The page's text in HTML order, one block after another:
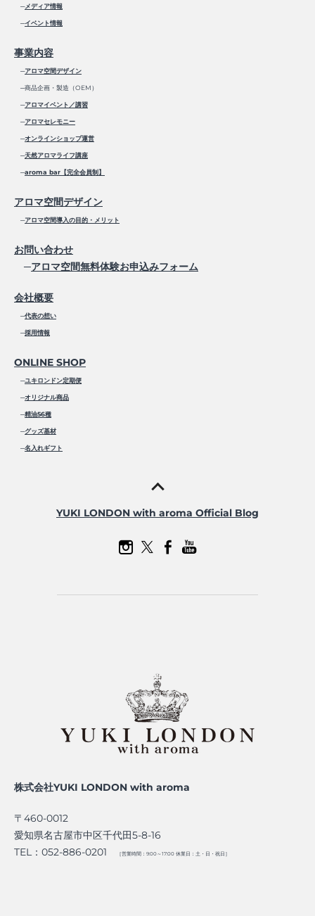
─メディア情報
─イベント情報
事業内容
─アロマ空間デザイン
─商品企画・製造（OEM）
─アロマイベント／講習
─アロマセレモニー
─オンラインショップ運営
─天然アロマライフ講座
─aroma bar【完全会員制】
アロマ空間デザイン
─アロマ空間導入の目的・メリット
お問い合わせ
─アロマ空間無料体験お申込みフォーム
会社概要
─代表の想い
─採用情報
ONLINE SHOP
─ユキロンドン定期便
─オリジナル商品
─精油56種
─グッズ基材
─名入れギフト
YUKI LONDON with aroma Official Blog
株式会社YUKI LONDON with aroma
〒460-0012
愛知県名古屋市中区千代田5-8-16
TEL：052-886-0201
［営業時間：9:00～17:00 休業日：土・日・祝日］